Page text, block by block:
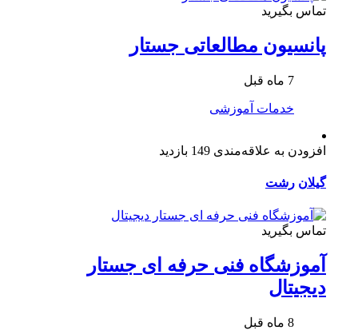
تماس بگیرید
پانسیون مطالعاتی جستار
7 ماه قبل
خدمات آموزشی
افزودن به علاقه‌مندی 149 بازدید
گیلان رشت
تماس بگیرید
آموزشگاه فنی حرفه ای جستار
دیجیتال
8 ماه قبل